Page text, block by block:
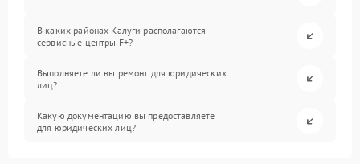
В каких районах Калуги располагаются
сервисные центры F+?
Выполняете ли вы ремонт для юридических
лиц?
Какую документацию вы предоставляете
для юридических лиц?